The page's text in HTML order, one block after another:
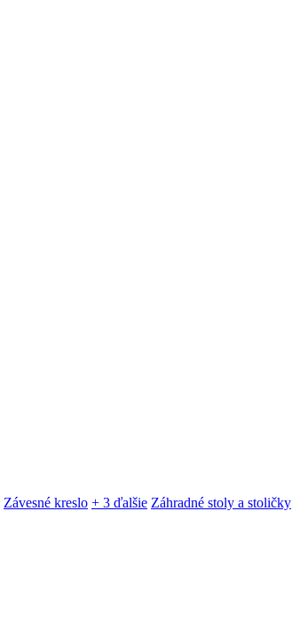
Závesné kreslo + 3 ďalšie Záhradné stoly a stoličky